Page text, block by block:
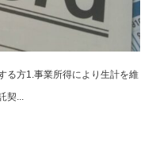
る方1.事業所得により生計を維
...